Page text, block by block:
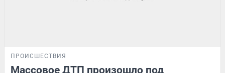
ПРОИСШЕСТВИЯ
Массовое ДТП произошло под